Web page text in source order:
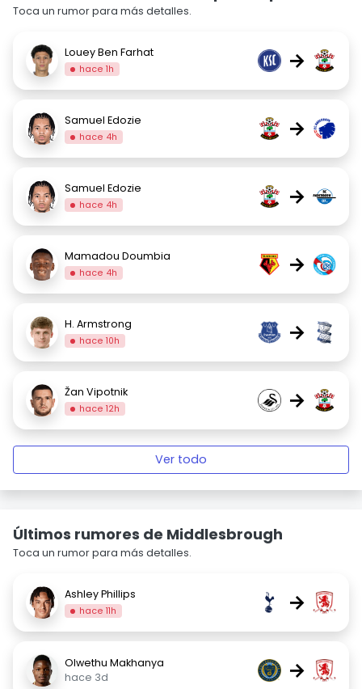
Toca un rumor para más detalles.
Louey Ben Farhat
hace 1h →
Samuel Edozie
hace 4h →
Samuel Edozie
hace 4h →
Mamadou Doumbia
hace 4h →
H. Armstrong
hace 10h →
Žan Vipotnik
hace 12h →
Ver todo
Últimos rumores de Middlesbrough
Toca un rumor para más detalles.
Ashley Phillips
hace 11h →
Olwethu Makhanya
hace 3d
→